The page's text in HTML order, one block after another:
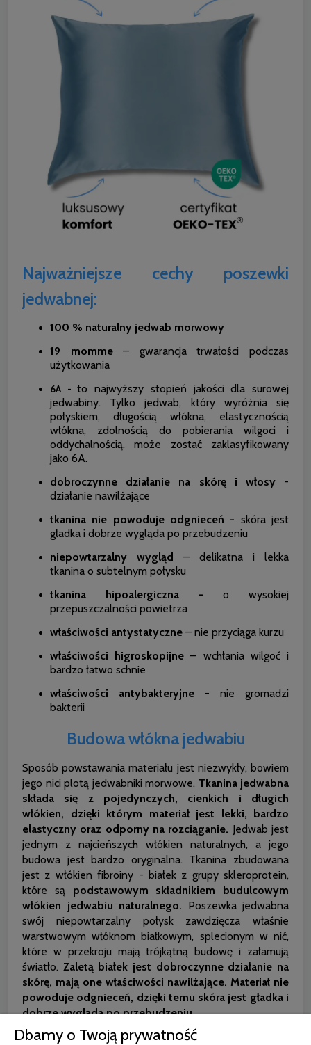
Najważniejsze cechy poszewki
jedwabnej:
100 % naturalny jedwab morwowy
19 momme– gwarancja trwałości podczas
użytkowania
6A - to najwyższy stopień jakości dla surowej
jedwabiny. Tylko jedwab, który wyróżnia się
połyskiem, długością włókna, elastycznością
włókna, zdolnością do pobierania wilgoci i
oddychalnością, może zostać zaklasyfikowany
jako 6A.
dobroczynne działanie na skórę i włosy -
działanie nawilżające
tkanina nie powoduje odgnieceń - skóra jest
gładka i dobrze wygląda po przebudzeniu
niepowtarzalny wygląd
– delikatna i lekka
tkanina o subtelnym połysku
tkanina hipoalergiczna - o wysokiej
przepuszczalności powietrza
właściwości antystatyczne – nie przyciąga kurzu
właściwości higroskopijne – wchłania wilgoć i
bardzo łatwo schnie
właściwości antybakteryjne - nie gromadzi
bakterii
Budowa włókna jedwabiu
Sposób powstawania materiału jest niezwykły, bowiem
jego nici plotą jedwabniki morwowe. Tkanina jedwabna
składa się z pojedynczych, cienkich i długich
włókien, dzięki którym materiał jest lekki, bardzo
elastyczny oraz odporny na rozciąganie. Jedwab jest
jednym z najcieńszych włókien naturalnych, a jego
budowa jest bardzo oryginalna. Tkanina zbudowana
jest z włókien fibroiny - białek z grupy skleroprotein,
które sąpodstawowym składnikiem budulcowym
włókien jedwabiu naturalnego. Poszewka jedwabna
swój niepowtarzalny połysk zawdzięcza właśnie
warstwowym włóknom białkowym, splecionym w nić,
które w przekroju mają trójkątną budowę i załamują
światło. Zaletą białek jest dobroczynne działanie na
skórę, mają one właściwości nawilżające. Materiał nie
powoduje odgnieceń, dzięki temu skóra jest gładka i
dobrze wygląda po przebudzeniu.
Dbamy o Twoją prywatność